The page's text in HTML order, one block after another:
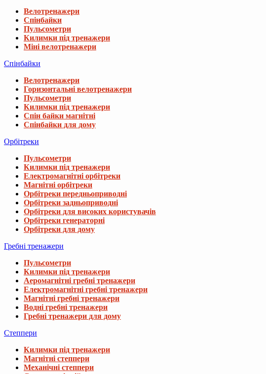
Велотренажери
Спінбайки
Пульсометри
Килимки під тренажери
Міні велотренажери
Спінбайки
Велотренажери
Горизонтальні велотренажери
Пульсометри
Килимки під тренажери
Спін байки магнітні
Спінбайки для дому
Орбітреки
Пульсометри
Килимки під тренажери
Електромагнітні орбітреки
Магнітні орбітреки
Орбітреки передньоприводні
Орбітреки задньоприводні
Орбітреки для високих користувачів
Орбітреки генераторні
Орбітреки для дому
Гребні тренажери
Пульсометри
Килимки під тренажери
Аеромагнітні гребні тренажери
Електромагнітні гребні тренажери
Магнітні гребні тренажери
Водні гребні тренажери
Гребні тренажери для дому
Степпери
Килимки під тренажери
Магнітні степпери
Механічні степпери